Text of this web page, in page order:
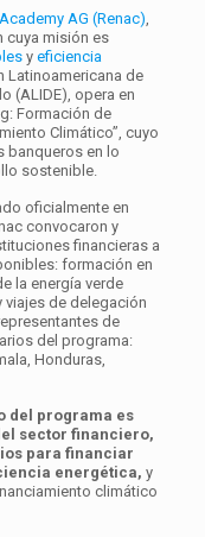
AG (Renac),
cuya misión es
y eficiencia
Latinoamericana de
(ALIDE), opera en
Formación de
Climático”, cuyo
banqueros en lo
sostenible.
oficialmente en
convocaron y
financieras a
formación en
la energía verde
viajes de delegación
de
del programa:
Honduras,
del programa es
sector financiero,
para financiar
energética, y
climático